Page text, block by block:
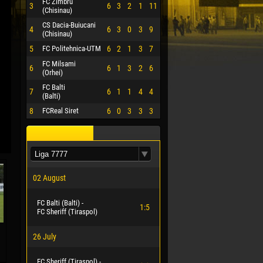
3
(Chisinau)
6 3 2 1 11
4
CS Dacia-Buiucani
(Chisinau)
6 3 0 3 9
5 FC Politehnica-UTM 6 2 1 3 7
6
FC Milsami
(Orhei)
6 1 3 2 6
7
FC Balti
(Balti)
6 1 1 4 4
8 FCReal Siret 6 0 3 3 3
02 August
FC Balti (Balti) -
FC Sheriff (Tiraspol)
1:5
26 July